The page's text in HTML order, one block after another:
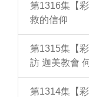
第1316集【
救的信仰
第1315集【
訪 迦美教會
第1314集【